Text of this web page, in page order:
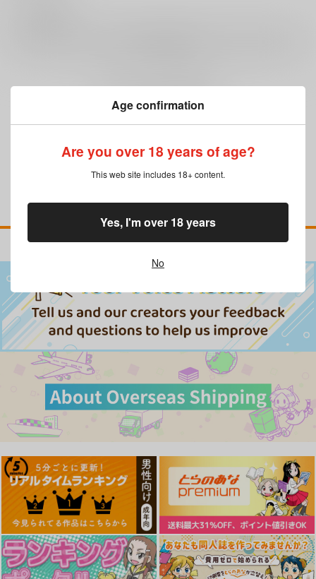
Age confirmation
Are you over 18 years of age?
This web site includes 18+ content.
No
Yes, I'm over 18 years